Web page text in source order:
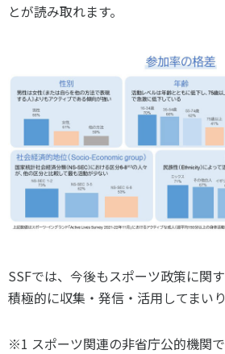
とが読み取れます。
SSFでは、今後もスポーツ政策に関
積極的に収集・発信・活用してまいり
※1 スポーツ関連の非省庁公的機関